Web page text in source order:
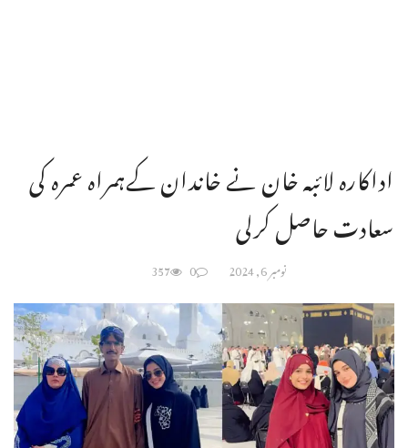
اداکارہ لائبہ خان نے خاندان کےہمراہ عمرہ کی
سعادت حاصل کرلی
نومبر 6, 2024 0
357